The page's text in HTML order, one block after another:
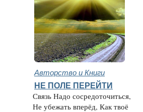
Авторство и Книги
НЕ ПОЛЕ ПЕРЕЙТИ
Связь Надо сосредоточиться,
Не убежать вперёд, Как твоё